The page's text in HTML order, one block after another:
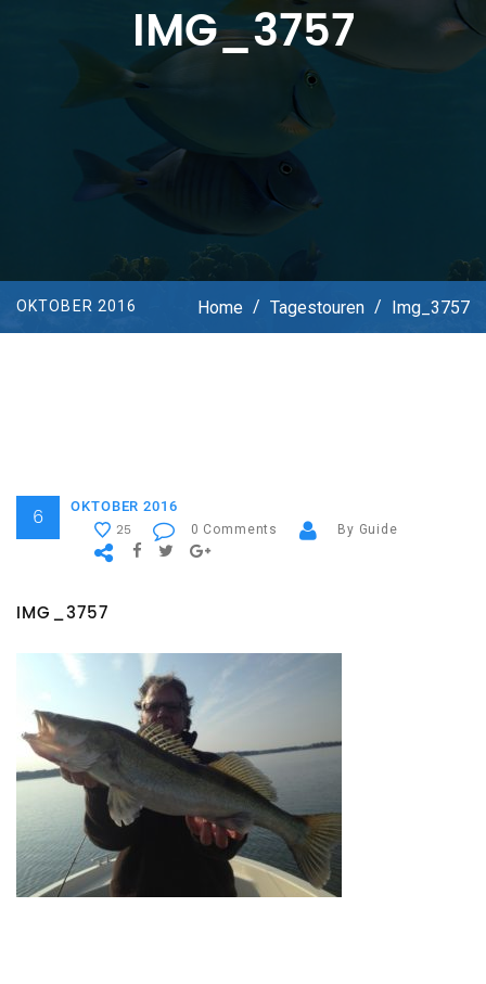
IMG_3757
OKTOBER 2016 Home / Tagestouren / Img_3757
6 OKTOBER 2016
25 0 Comments By Guide
IMG_3757